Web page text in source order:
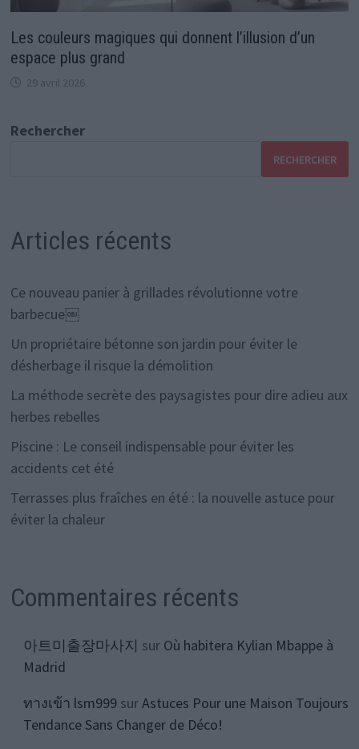
Les couleurs magiques qui donnent l’illusion d’un
espace plus grand
29 avril 2026
Rechercher
RECHERCHER
Articles récents
Ce nouveau panier à grillades révolutionne votre
barbecue￼
Un propriétaire bétonne son jardin pour éviter le
désherbage il risque la démolition
La méthode secrète des paysagistes pour dire adieu aux
herbes rebelles
Piscine : Le conseil indispensable pour éviter les
accidents cet été
Terrasses plus fraîches en été : la nouvelle astuce pour
éviter la chaleur
Commentaires récents
아트미출장마사지 sur Où habitera Kylian Mbappe à
Madrid
ทางเข้า lsm999surAstuces Pour une Maison Toujours
Tendance Sans Changer de Déco!